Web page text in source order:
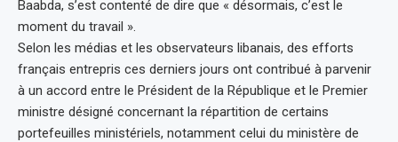
Baabda, s’est contenté de dire que « désormais, c’est le
moment du travail ».
Selon les médias et les observateurs libanais, des efforts
français entrepris ces derniers jours ont contribué à parvenir
à un accord entre le Président de la République et le Premier
ministre désigné concernant la répartition de certains
portefeuilles ministériels, notamment celui du ministère de